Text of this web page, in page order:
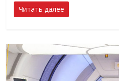
Читать далее